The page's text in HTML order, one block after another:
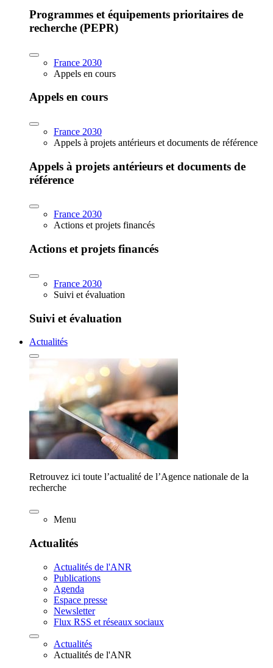
Programmes et équipements prioritaires de
recherche (PEPR)
France 2030
Appels en cours
Appels en cours
France 2030
Appels à projets antérieurs et documents de référence
Appels à projets antérieurs et documents de
référence
France 2030
Actions et projets financés
Actions et projets financés
France 2030
Suivi et évaluation
Suivi et évaluation
Actualités
Retrouvez ici toute l’actualité de l’Agence nationale de la
recherche
Menu
Actualités
Actualités de l'ANR
Publications
Agenda
Espace presse
Newsletter
Flux RSS et réseaux sociaux
Actualités
Actualités de l'ANR